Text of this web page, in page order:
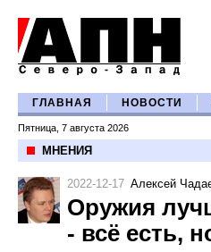
ГЛАВНАЯ НОВОСТИ
Пятница, 7 августа 2026
МНЕНИЯ
2022-12-17 Алексей
Оружия
- всё есть,